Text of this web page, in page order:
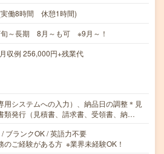
働8時間 休憩1時間)
～長期 8月～も可 ※9月～！
収例 256,000円+残業代
用システムへの入力）、納品日の調整＊見
類発行（見積書、請求書、受領書、納…
ブランクOK / 英語力不要
のご経験がある方 ※業界未経験OK！